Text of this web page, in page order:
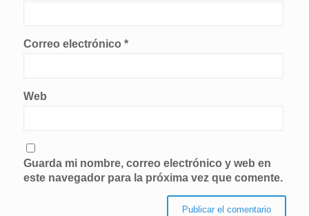
Correo electrónico *
Web
Guarda mi nombre, correo electrónico y web en
este navegador para la próxima vez que comente.